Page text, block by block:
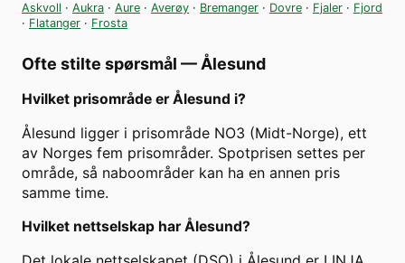
Askvoll · Aukra · Aure · Averøy · Bremanger · Dovre · Fjaler · Fjord
· Flatanger · Frosta
Ofte stilte spørsmål — Ålesund
Hvilket prisområde er Ålesund i?
Ålesund ligger i prisområde NO3 (Midt-Norge), ett
av Norges fem prisområder. Spotprisen settes per
område, så naboområder kan ha en annen pris
samme time.
Hvilket nettselskap har Ålesund?